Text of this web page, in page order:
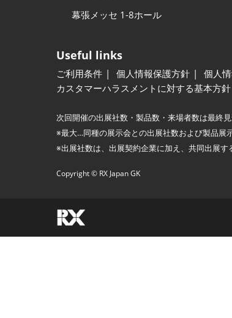
幕張メッセ 1-8ホール
Useful links
ご利用条件 個人情報保護方針 個人
カスタマーハラスメントに対する基本方針
次回開催の出展社数・製品数・来場者数は最終
※最大…同種の展示会との出展社数および製品展
※出展社数は、出展契約企業に加え、共同出展す
Copyright © RX Japan GK